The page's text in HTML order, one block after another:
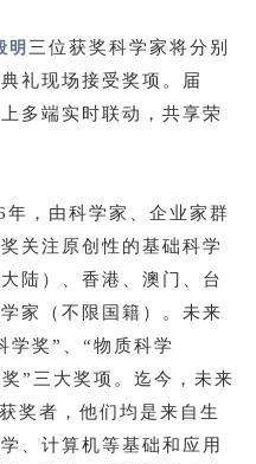
明 三位获奖科学家将分别
礼现场接受奖项。届
多端实时联动，共享荣
，由科学家、企业家群
关注原创性的基础科学
陆）、香港、澳门、台
家（不限国籍）。未来
学奖”、“物质科学
”三大奖项。迄今，未来
奖者，他们均是来自生
、计算机等基础和应用